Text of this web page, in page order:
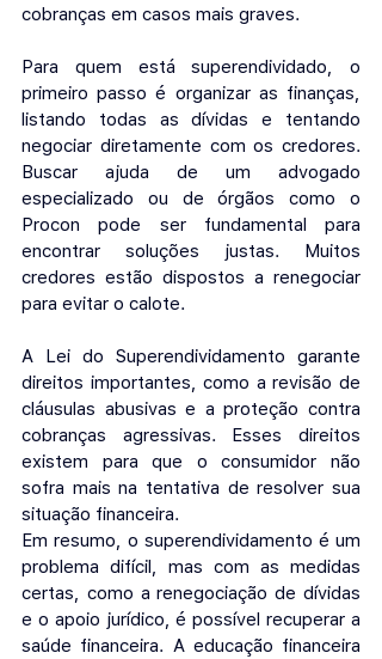
cobranças em casos mais graves.
Para quem está superendividado, o
primeiro passo é organizar as finanças,
listando todas as dívidas e tentando
negociar diretamente com os credores.
Buscar ajuda de um advogado
especializado ou de órgãos como o
Procon pode ser fundamental para
encontrar soluções justas. Muitos
credores estão dispostos a renegociar
para evitar o calote.
A Lei do Superendividamento garante
direitos importantes, como a revisão de
cláusulas abusivas e a proteção contra
cobranças agressivas. Esses direitos
existem para que o consumidor não
sofra mais na tentativa de resolver sua
situação financeira.
Em resumo, o superendividamento é um
problema difícil, mas com as medidas
certas, como a renegociação de dívidas
e o apoio jurídico, é possível recuperar a
saúde financeira. A educação financeira